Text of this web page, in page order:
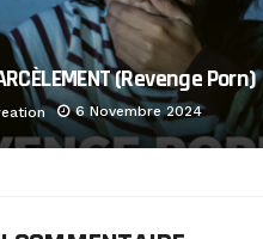
(Revenge Porn)
6 Novembre 2024